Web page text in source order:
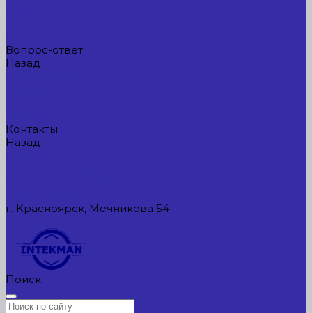
Вопрос-ответ
Назад
Контакты
Назад
г. Красноярск, Мечникова 54
Поиск